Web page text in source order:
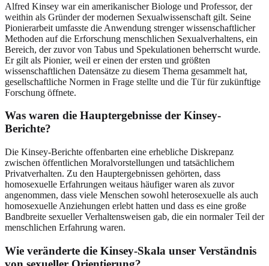
Alfred Kinsey war ein amerikanischer Biologe und Professor, der
weithin als Gründer der modernen Sexualwissenschaft gilt. Seine
Pionierarbeit umfasste die Anwendung strenger wissenschaftlicher
Methoden auf die Erforschung menschlichen Sexualverhaltens, ein
Bereich, der zuvor von Tabus und Spekulationen beherrscht wurde.
Er gilt als Pionier, weil er einen der ersten und größten
wissenschaftlichen Datensätze zu diesem Thema gesammelt hat,
gesellschaftliche Normen in Frage stellte und die Tür für zukünftige
Forschung öffnete.
Was waren die Hauptergebnisse der Kinsey-
Berichte?
Die Kinsey-Berichte offenbarten eine erhebliche Diskrepanz
zwischen öffentlichen Moralvorstellungen und tatsächlichem
Privatverhalten. Zu den Hauptergebnissen gehörten, dass
homosexuelle Erfahrungen weitaus häufiger waren als zuvor
angenommen, dass viele Menschen sowohl heterosexuelle als auch
homosexuelle Anziehungen erlebt hatten und dass es eine große
Bandbreite sexueller Verhaltensweisen gab, die ein normaler Teil der
menschlichen Erfahrung waren.
Wie veränderte die Kinsey-Skala unser Verständnis